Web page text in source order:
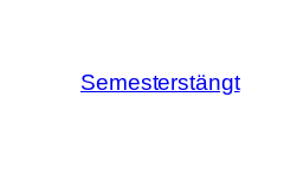
Semesterstängt